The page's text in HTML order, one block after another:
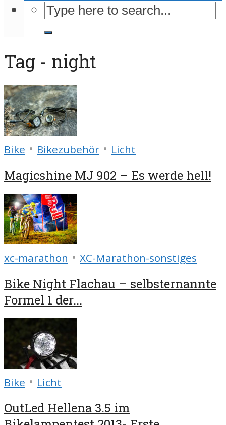
Tag - night
Bike • Bikezubehör • Licht
Magicshine MJ 902 – Es werde hell!
xc-marathon • XC-Marathon-sonstiges
Bike Night Flachau – selbsternannte
Formel 1 der...
Bike • Licht
OutLed Hellena 3.5 im